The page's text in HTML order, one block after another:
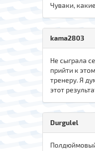
Чуваки,
kama2803
Не сыграла
прийти к
тренеру. Я
этот
Durgulel